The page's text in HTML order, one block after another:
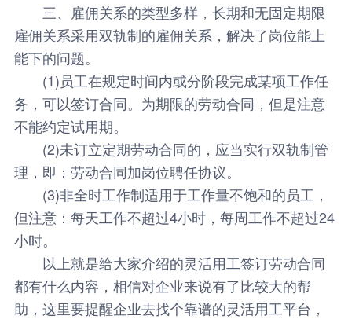
三、雇佣关系的类型多样，长期和无固定期限
雇佣关系采用双轨制的雇佣关系，解决了岗位能上
能下的问题。
(1)员工在规定时间内或分阶段完成某项工作任
务，可以签订合同。为期限的劳动合同，但是注意
不能约定试用期。
(2)未订立定期劳动合同的，应当实行双轨制管
理，即：劳动合同加岗位聘任协议。
(3)非全时工作制适用于工作量不饱和的员工，
但注意：每天工作不超过4小时，每周工作不超过24
小时。
以上就是给大家介绍的灵活用工签订劳动合同
都有什么内容，相信对企业来说有了比较大的帮
助，这里要提醒企业去找个靠谱的灵活用工平台，